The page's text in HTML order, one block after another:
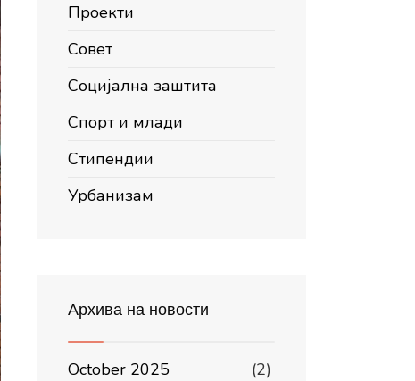
Проекти
Совет
Социјална заштита
Спорт и млади
Стипендии
Урбанизам
Архива на новости
October 2025
(2)